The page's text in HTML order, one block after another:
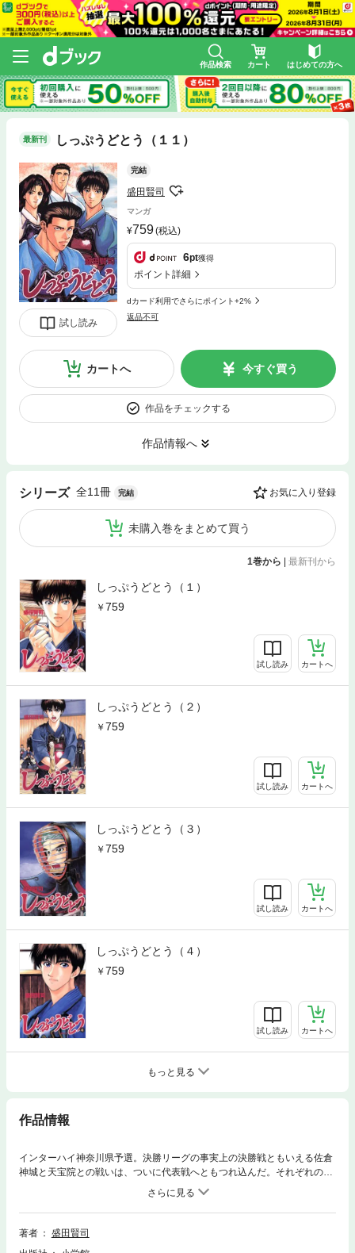
作品検索 カート はじめての方へ
最新刊 しっぷうどとう（１１）
試し読み
完結
盛田賢司
マンガ
759(税込)
6pt獲得
ポイント詳細
dカード利用でさらにポイント+2%
返品不可
カートへ 今すぐ買う
作品をチェックする
作品情報へ
シリーズ 全11冊 完結 お気に入り登録
未購入巻をまとめて買う
1巻から | 最新刊から
しっぷうどとう（１）
759
試し読み カートへ
しっぷうどとう（２）
759
試し読み カートへ
しっぷうどとう（３）
759
試し読み カートへ
しっぷうどとう（４）
759
試し読み カートへ
もっと見る
作品情報
インターハイ神奈川県予選。決勝リーグの事実上の決勝戦ともいえる佐倉
神城と天宝院との戦いは、ついに代表戦へともつれ込んだ。それぞれの代
表は天才・古橋と、限界の見えない成長力を持つ烈。彼は、仲間達の想い
を背に、再び奇跡を起こすべく、代表戦へ挑む。
著者
盛田賢司